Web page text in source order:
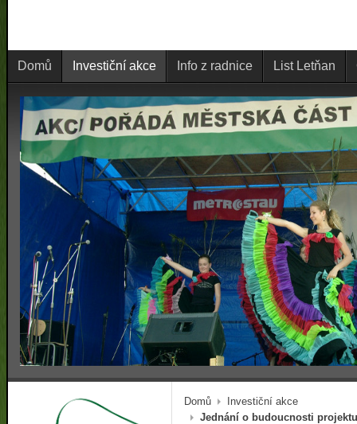
Domů Investiční akce Info z radnice List Letňan
Domů
Investiční akce
Jednání o budoucnosti